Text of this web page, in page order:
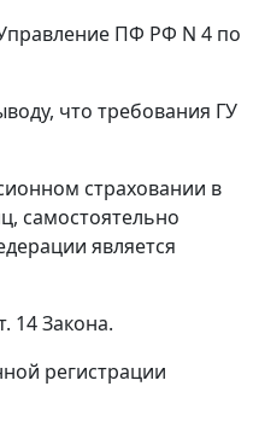
ПФ РФ N 4 по
что требования ГУ
страховании в
самостоятельно
является
14Закона.
регистрации